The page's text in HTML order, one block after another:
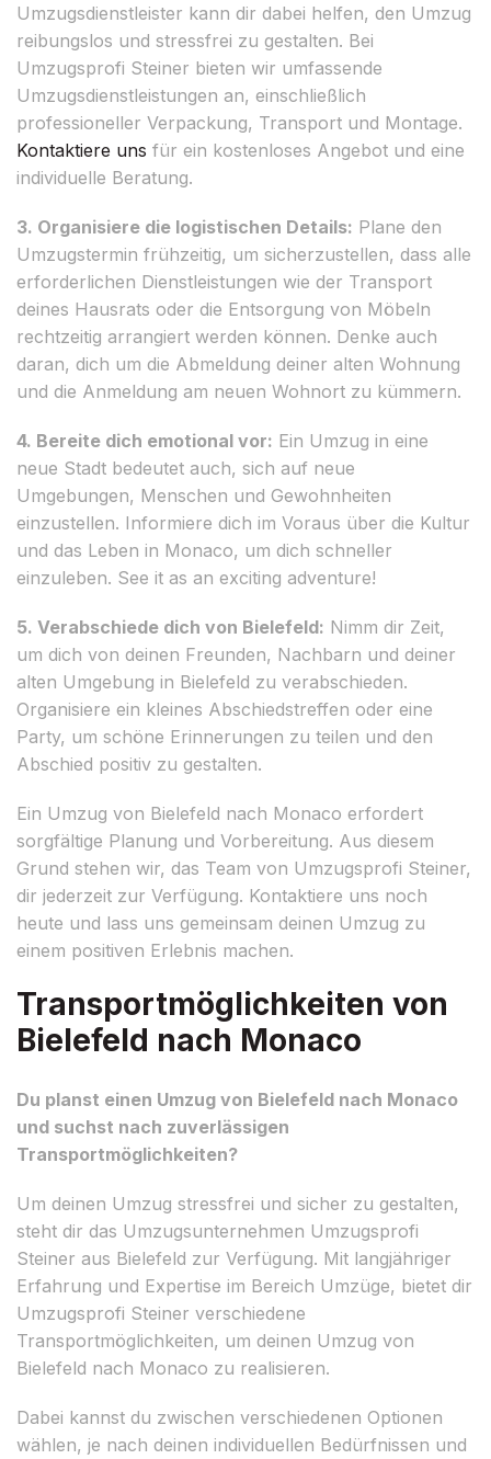
Umzugsdienstleister kann dir dabei helfen, den Umzug
reibungslos und stressfrei zu gestalten. Bei
Umzugsprofi Steiner bieten wir umfassende
Umzugsdienstleistungen an, einschließlich
professioneller Verpackung, Transport und Montage.
Kontaktiere uns für ein kostenloses Angebot und eine
individuelle Beratung.
3. Organisiere die logistischen Details: Plane den
Umzugstermin frühzeitig, um sicherzustellen, dass alle
erforderlichen Dienstleistungen wie der Transport
deines Hausrats oder die Entsorgung von Möbeln
rechtzeitig arrangiert werden können. Denke auch
daran, dich um die Abmeldung deiner alten Wohnung
und die Anmeldung am neuen Wohnort zu kümmern.
4. Bereite dich emotional vor: Ein Umzug in eine
neue Stadt bedeutet auch, sich auf neue
Umgebungen, Menschen und Gewohnheiten
einzustellen. Informiere dich im Voraus über die Kultur
und das Leben in Monaco, um dich schneller
einzuleben. See it as an exciting adventure!
5. Verabschiede dich von Bielefeld: Nimm dir Zeit,
um dich von deinen Freunden, Nachbarn und deiner
alten Umgebung in Bielefeld zu verabschieden.
Organisiere ein kleines Abschiedstreffen oder eine
Party, um schöne Erinnerungen zu teilen und den
Abschied positiv zu gestalten.
Ein Umzug von Bielefeld nach Monaco erfordert
sorgfältige Planung und Vorbereitung. Aus diesem
Grund stehen wir, das Team von Umzugsprofi Steiner,
dir jederzeit zur Verfügung. Kontaktiere uns noch
heute und lass uns gemeinsam deinen Umzug zu
einem positiven Erlebnis machen.
Transportmöglichkeiten von
Bielefeld nach Monaco
Du planst einen Umzug von Bielefeld nach Monaco
und suchst nach zuverlässigen
Transportmöglichkeiten?
Um deinen Umzug stressfrei und sicher zu gestalten,
steht dir das Umzugsunternehmen Umzugsprofi
Steiner aus Bielefeld zur Verfügung. Mit langjähriger
Erfahrung und Expertise im Bereich Umzüge, bietet dir
Umzugsprofi Steiner verschiedene
Transportmöglichkeiten, um deinen Umzug von
Bielefeld nach Monaco zu realisieren.
Dabei kannst du zwischen verschiedenen Optionen
wählen, je nach deinen individuellen Bedürfnissen und